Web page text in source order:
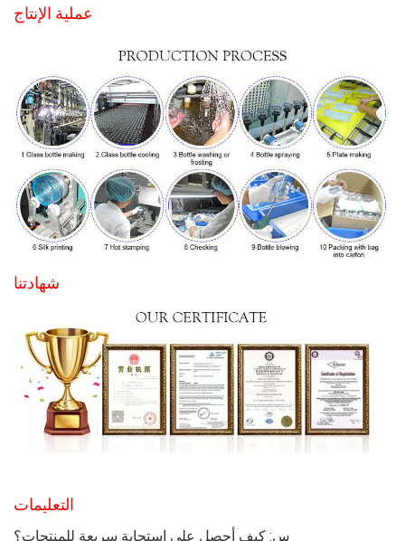
عملية الإنتاج
شهادتنا
التعليمات
س: كيف أحصل على استجابة سريعة للمنتجات؟